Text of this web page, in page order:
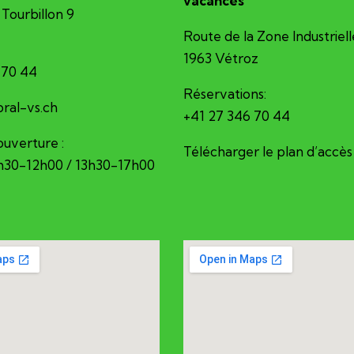
9
44
:
12h00 / 13h30-17h00
Route de la Zone
1963 Vétroz
Réservations:
+41 27 346 70 44
Télécharger le plan d’accès